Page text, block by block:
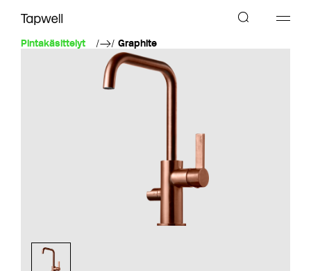
Pintakäsittelyt Graphite